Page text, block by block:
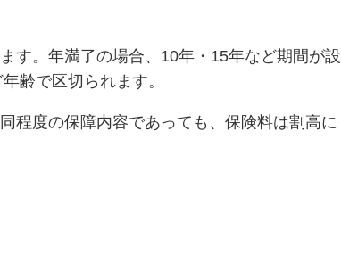
す。年満了の場合、10年・15年など期間が設
齢で区切られます。
程度の保障内容であっても、保険料は割高に